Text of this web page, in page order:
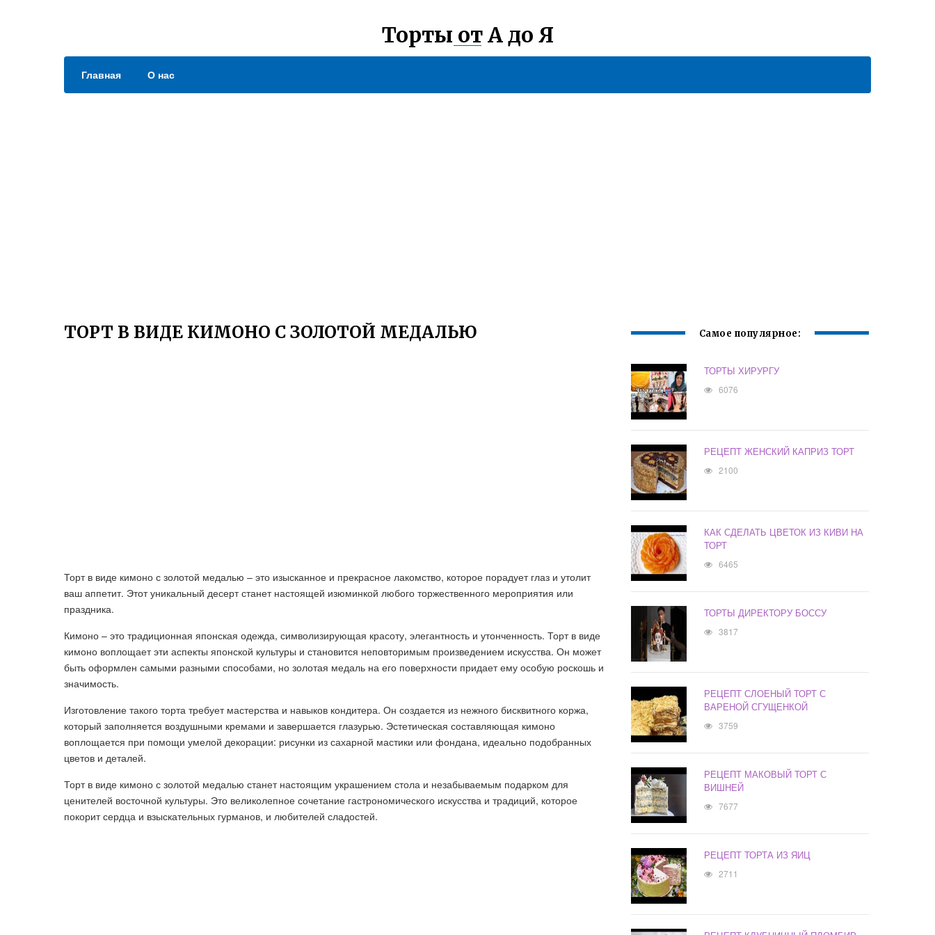
Торты от А до Я
Главная О нас
ТОРТ В ВИДЕ КИМОНО С ЗОЛОТОЙ МЕДАЛЬЮ
Торт в виде кимоно с золотой медалью – это изысканное и прекрасное лакомство, которое порадует глаз и утолит
ваш аппетит. Этот уникальный десерт станет настоящей изюминкой любого торжественного мероприятия или
праздника.
Кимоно – это традиционная японская одежда, символизирующая красоту, элегантность и утонченность. Торт в виде
кимоно воплощает эти аспекты японской культуры и становится неповторимым произведением искусства. Он может
быть оформлен самыми разными способами, но золотая медаль на его поверхности придает ему особую роскошь и
значимость.
Изготовление такого торта требует мастерства и навыков кондитера. Он создается из нежного бисквитного коржа,
который заполняется воздушными кремами и завершается глазурью. Эстетическая составляющая кимоно
воплощается при помощи умелой декорации: рисунки из сахарной мастики или фондана, идеально подобранных
цветов и деталей.
Торт в виде кимоно с золотой медалью станет настоящим украшением стола и незабываемым подарком для
ценителей восточной культуры. Это великолепное сочетание гастрономического искусства и традиций, которое
покорит сердца и взыскательных гурманов, и любителей сладостей.
Самое популярное:
ТОРТЫ ХИРУРГУ
6076
РЕЦЕПТ ЖЕНСКИЙ КАПРИЗ ТОРТ
2100
КАК СДЕЛАТЬ ЦВЕТОК ИЗ КИВИ НА
ТОРТ
6465
ТОРТЫ ДИРЕКТОРУ БОССУ
3817
РЕЦЕПТ СЛОЕНЫЙ ТОРТ С
ВАРЕНОЙ СГУЩЕНКОЙ
3759
РЕЦЕПТ МАКОВЫЙ ТОРТ С
ВИШНЕЙ
7677
РЕЦЕПТ ТОРТА ИЗ ЯИЦ
2711